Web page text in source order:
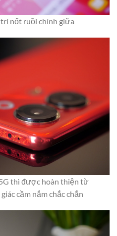
nốt ruồi chính giữa
thì được hoàn thiện từ
cầm nắm chắc chắn